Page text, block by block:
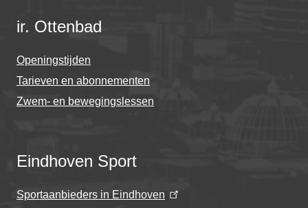
ir. Ottenbad
Openingstijden
Tarieven en abonnementen
Zwem- en bewegingslessen
Eindhoven Sport
Sportaanbieders in Eindhoven